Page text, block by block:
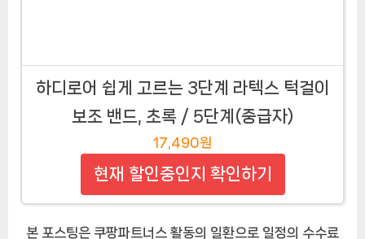
하디로어 쉽게 고르는 3단계 라텍스 턱걸이
보조 밴드, 초록 / 5단계(중급자)
17,490원
현재 할인중인지 확인하기
본 포스팅은 쿠팡파트너스 활동의 일환으로 일정의 수수료